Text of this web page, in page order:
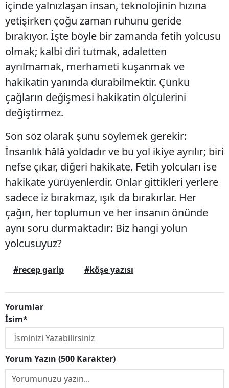
içinde yalnızlaşan insan, teknolojinin hızına
yetişirken çoğu zaman ruhunu geride
bırakıyor. İşte böyle bir zamanda fetih yolcusu
olmak; kalbi diri tutmak, adaletten
ayrılmamak, merhameti kuşanmak ve
hakikatin yanında durabilmektir. Çünkü
çağların değişmesi hakikatin ölçülerini
değiştirmez.
Son söz olarak şunu söylemek gerekir:
İnsanlık hâlâ yoldadır ve bu yol ikiye ayrılır; biri
nefse çıkar, diğeri hakikate. Fetih yolcuları ise
hakikate yürüyenlerdir. Onlar gittikleri yerlere
sadece iz bırakmaz, ışık da bırakırlar. Her
çağın, her toplumun ve her insanın önünde
aynı soru durmaktadır: Biz hangi yolun
yolcusuyuz?
#recep garip #köşe yazısı
Yorumlar
İsim*
Yorum Yazın (500 Karakter)